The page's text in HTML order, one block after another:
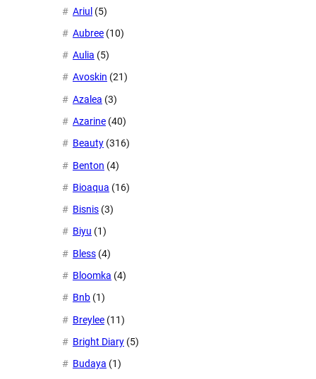
Ariul (5)
Aubree (10)
Aulia (5)
Avoskin (21)
Azalea (3)
Azarine (40)
Beauty (316)
Benton (4)
Bioaqua (16)
Bisnis (3)
Biyu (1)
Bless (4)
Bloomka (4)
Bnb (1)
Breylee (11)
Bright Diary (5)
Budaya (1)